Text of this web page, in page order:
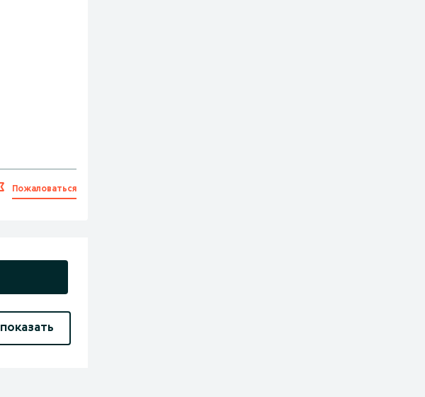
Пожаловаться
показать